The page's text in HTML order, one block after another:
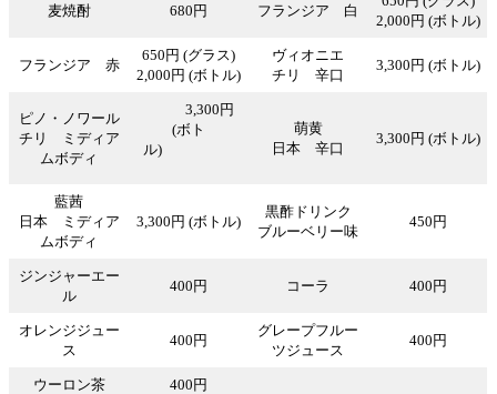
麦焼酎 680円 フランジア 白
2,000円 (ボトル)
フランジア 赤
650円 (グラス)
2,000円 (ボトル)
ヴィオニエ
チリ 辛口
3,300円 (ボトル)
ピノ・ノワール
チリ ミディア
ムボディ
3,300円
(ボト
ル)
萌黄
日本 辛口
3,300円 (ボトル)
藍茜
日本 ミディア
ムボディ
3,300円 (ボトル)
黒酢ドリンク
ブルーベリー味
450円
ジンジャーエー
ル
400円 コーラ 400円
オレンジジュー
ス
400円
グレープフルー
ツジュース
400円
ウーロン茶 400円